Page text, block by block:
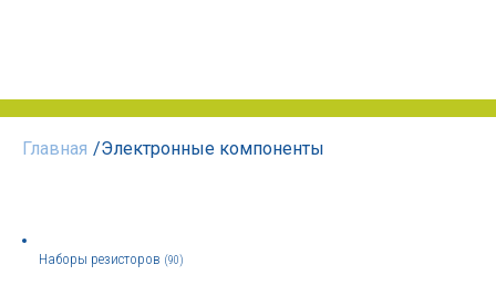
Главная /Электронные компоненты
Наборы резисторов (90)